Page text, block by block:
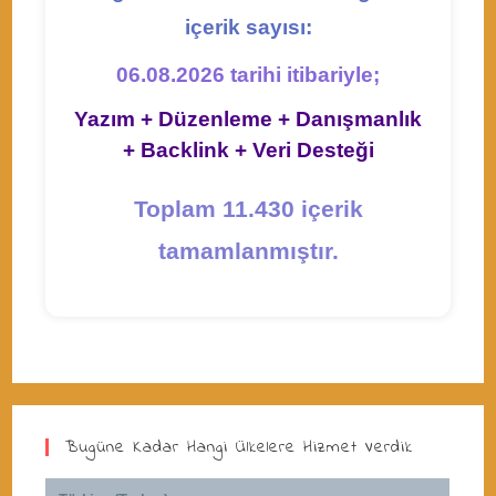
içerik sayısı:
06.08.2026 tarihi itibariyle;
Yazım + Düzenleme + Danışmanlık
+ Backlink + Veri Desteği
Toplam 11.430 içerik
tamamlanmıştır.
Bugüne Kadar Hangi Ülkelere Hizmet Verdik